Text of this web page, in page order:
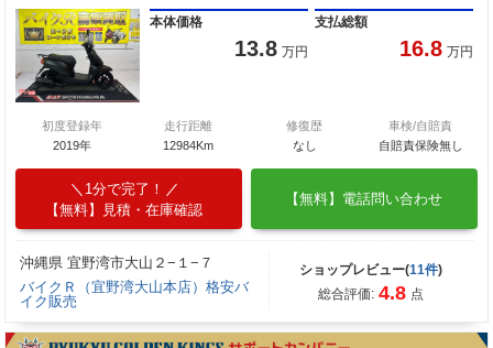
本体価格
13.8 万円
支払総額
16.8 万円
初度登録年
2019年
走行距離
12984Km
修復歴
なし
車検/自賠責
自賠責保険無し
1分で完了！
【無料】見積・在庫確認
【無料】電話問い合わせ
沖縄県 宜野湾市大山２−１−７
バイクＲ（宜野湾大山本店）格安バ
イク販売
ショップレビュー(11件)
総合評価: 4.8 点